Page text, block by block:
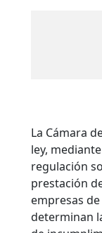
La Cámara
ley,
regulación
prestación
empresas
determinan